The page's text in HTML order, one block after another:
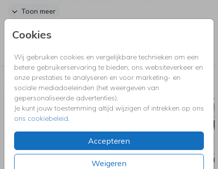
Cookies
Wij gebruiken cookies en vergelijkbare technieken om een
betere gebruikerservaring te bieden, ons websiteverkeer en
onze prestaties te analyseren en voor marketing- en
sociale mediadoeleinden (het weergeven van
gepersonaliseerde advertenties).
Je kunt jouw toestemming altijd wijzigen of intrekken op ons
ons cookiebeleid.
Accepteren
Weigeren
je (haast) niet zien. Tip: plaats dit kalkpapier kaartje met een
Toon meer
Collectie
200grams
Nog meer in deze stijl voor jou
SAVE THE DATE